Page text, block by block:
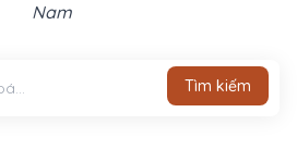
Nam
Tìm kiếm